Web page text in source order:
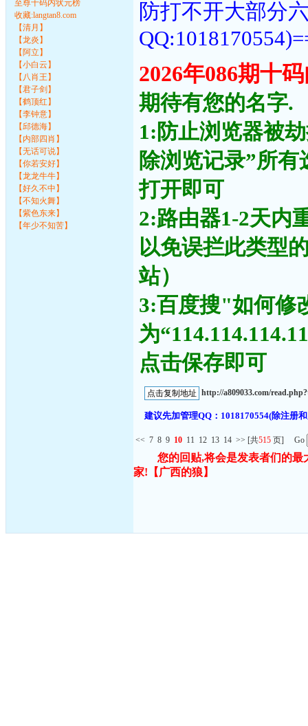
至尊十码内状元榜
收藏:langtan8.com
【清月】
【龙炎】
【阿立】
【小白云】
【八肖王】
【君子剑】
【鹤顶红】
【李钟意】
【邱德海】
【内部四肖】
【无话可说】
【你若安好】
【龙龙牛牛】
【好久不中】
【不知火舞】
【紫色东来】
【年少不知苦】
防打不开大部分
2026年086期十
期待有您的名字.
1:防止浏览器被
除浏览记录”所
打开即可
2:路由器1-2天内
以免误拦此类型
站）
3:百度搜"如何修
为
点击保存即可
http://a809033.com/
建议先加管理QQ：1018170554(除注册
<< 7 8 9 10 11 12 13 14 >> [共515 页] Go
您的回贴,将会是发表者们的
家! 【广西的狼】